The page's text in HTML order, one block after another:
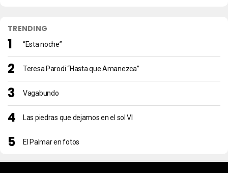
TRENDING
“Esta noche”
Teresa Parodi “Hasta que Amanezca”
Vagabundo
Las piedras que dejamos en el sol VI
El Palmar en fotos